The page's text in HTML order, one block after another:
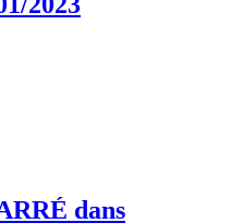
dans